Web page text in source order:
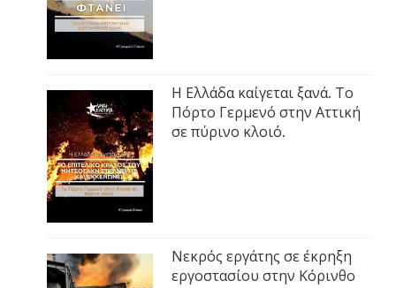
Η Ελλάδα καίγεται ξανά. Το
Πόρτο Γερμενό στην Αττική
σε πύρινο κλοιό.
Νεκρός εργάτης σε έκρηξη
εργοστασίου στην Κόρινθο